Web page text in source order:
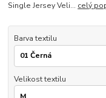
Single Jersey Veli... celý
Barva textilu
Velikost textilu